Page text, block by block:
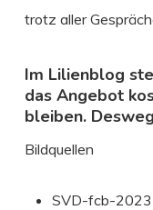
trotz aller
Im Lilienblog
das Angebot
bleiben.
Bildquellen
SVD-fcb-